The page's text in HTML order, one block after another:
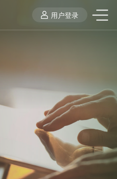
用户登录